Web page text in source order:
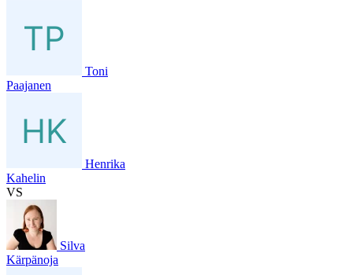
Toni
Paajanen
Henrika
Kahelin
VS
Silva
Kärpänoja